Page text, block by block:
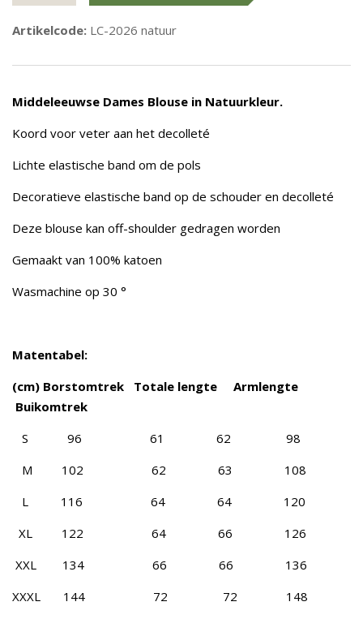
Artikelcode: LC-2026 natuur
Middeleeuwse Dames Blouse in Natuurkleur.
Koord voor veter aan het decolleté
Lichte elastische band om de pols
Decoratieve elastische band op de schouder en decolleté
Deze blouse kan off-shoulder gedragen worden
Gemaakt van 100% katoen
Wasmachine op 30 °
Matentabel:
(cm) Borstomtrek Totale lengte Armlengte
Buikomtrek
S 96 61 62 98
M 102 62 63 108
L 116 64 64 120
XL 122 64 66 126
XXL 134 66 66 136
XXXL 144 72 72 148